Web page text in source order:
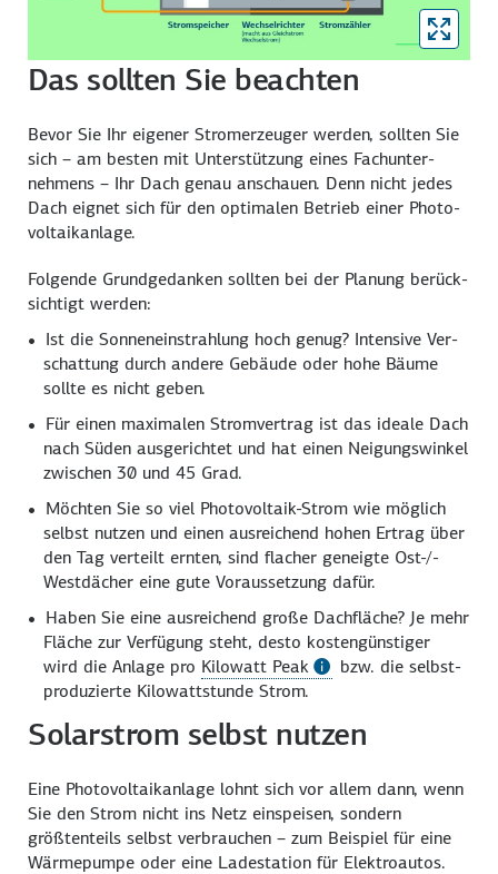
Das sollten Sie beachten
Bevor Sie Ihr eigener Strom­erzeuger werden, sollten Sie
sich – am besten mit Unter­stützung eines Fach­unter­
nehmens – Ihr Dach genau an­schauen. Denn nicht jedes
Dach eignet sich für den optimalen Betrieb einer Photo­
voltaikanlage.
Folgende Grund­gedanken sollten bei der Planung berück­
sichtigt werden:
Ist die Sonnen­einstrahlung hoch genug? Intensive Ver­
schattung durch andere Gebäude oder hohe Bäume
sollte es nicht geben.
Für einen maximalen Strom­vertrag ist das ideale Dach
nach Süden aus­gerichtet und hat einen Neigungs­winkel
zwischen 30 und 45 Grad.
Möchten Sie so viel Photo­voltaik-Strom wie möglich
selbst nutzen und einen aus­reichend hohen Ertrag über
den Tag verteilt ernten, sind flacher geneigte Ost-/­
West­dächer eine gute Voraus­setzung dafür.
Haben Sie eine aus­reichend große Dach­fläche? Je mehr
Fläche zur Verfügung steht, desto kosten­günstiger
wird die Anlage pro Kilowatt Peak
bzw. die selbst­
produzierte Kilowattstunde Strom.
Solarstrom selbst nutzen
Eine Photo­voltaik­anlage lohnt sich vor allem dann, wenn
Sie den Strom nicht ins Netz einspeisen, sondern
größten­teils selbst verbrauchen – zum Beispiel für eine
Wärme­pumpe oder eine Lade­station für Elektro­autos.